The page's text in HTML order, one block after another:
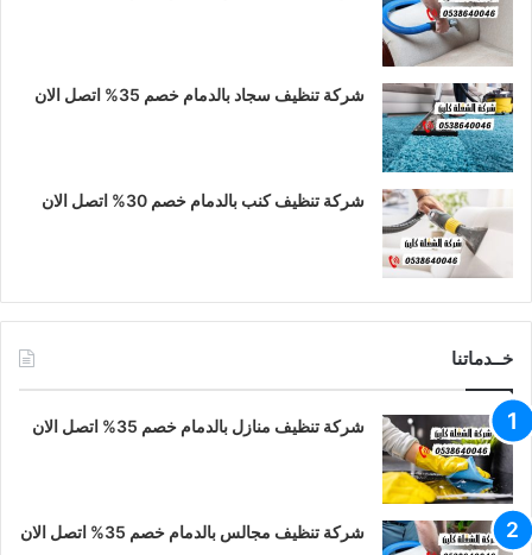
شركة تنظيف سجاد بالدمام خصم 35% اتصل الان
شركة تنظيف كنب بالدمام خصم 30% اتصل الان
خــدماتنا
شركة تنظيف منازل بالدمام خصم 35% اتصل الان
شركة تنظيف مجالس بالدمام خصم 35% اتصل الان